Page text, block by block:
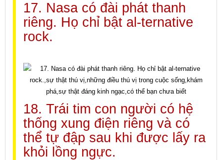
17. Nasa có đài phát thanh
riêng. Họ chỉ bật al-ternative
rock.
18. Trái tim con người có hệ
thống xung điện riêng và có
thể tự đập sau khi được lấy ra
khỏi lồng ngực.